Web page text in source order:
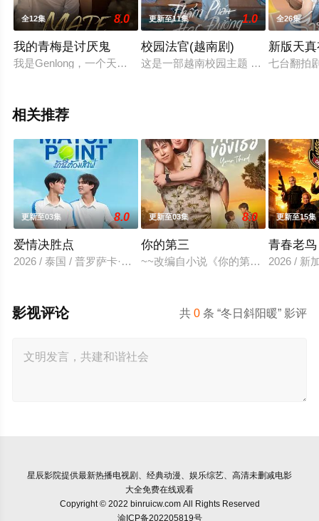
全12集 8.0
我的青梅是讨厌鬼
我是Genlong，一个天生拥有美貌、财富和智慧的女人。我的一
更新至11集 1.0
校园法官(越南剧)
这是一部越南校园主题 BL 网剧，讲
全26集
新版天
七台翻拍
相关推荐
更新至03集 8.0
爱情决胜点
2026 / 泰国 / 普罗萨卡·那·萨克那空,克里塔农·安查纳南,哈里·
更新至03集 8.0
你的第三
~~改编自小说《你的第三》（ที่สามข
更新至15集
青春老鸟
2026 / 新
共0 条 “冬日斜阳暖” 影评
影视评论
星辰影院提供最新热播电视剧、经典动漫、娱乐综艺、高清未删减电影
大全免费在线观看
Copyright © 2022 binruicw.com All Rights Reserved
渝ICP备202205819号